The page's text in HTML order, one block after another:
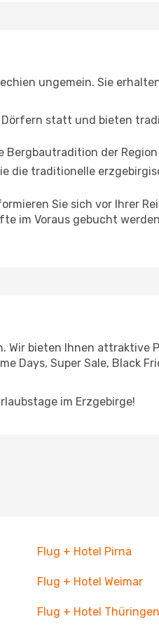
ungemein. Sie
statt und bieten
Bergbautradition der
die traditionelle
Sie sich vor Ihrer
im Voraus gebucht
Wir bieten Ihnen attraktive
Days, Super Sale, Black
im Erzgebirge!
Flug + Hotel Pirna
Flug + Hotel Weimar
Flug + Hotel Thüringen